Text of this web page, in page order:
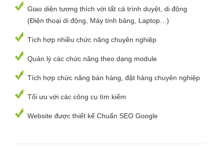
Giao diện tương thích với tất cả trình duyệt, di động
(Điện thoại di động, Máy tính bảng, Laptop…)
Tích hợp nhiều chức năng chuyên nghiệp
Quản lý các chức năng theo dạng module
Tích hợp chức năng bán hàng, đặt hàng chuyên nghiệp
Tối ưu với các công cụ tìm kiếm
Website được thiết kế Chuẩn SEO Google